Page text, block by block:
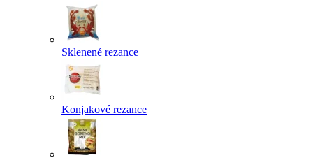
Sklenené rezance
Konjakové rezance